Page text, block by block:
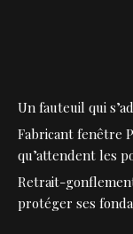
Un fauteuil qui
Fabricant fenêtre
qu’attendent les
Retrait-
protéger ses